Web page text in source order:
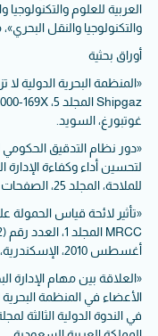
العربية للعلوم والتكنولوجيا
والتكنولوجيا والنقل
أوراق بحثية
«المنظمة البحرية الدولية
غوتبورغ، السويد.
لتحسين أداء وكفاءة
للملاحة، المجلد 25، الصفحات 29-35، يوليو 2010، الإسكندرية، مصر.
«تأثير لائحة قياس
أغسطس 2010، الإسكندرية، مصر.
«العلاقة بين مهام
الأعضاء في المنظمة البحرية